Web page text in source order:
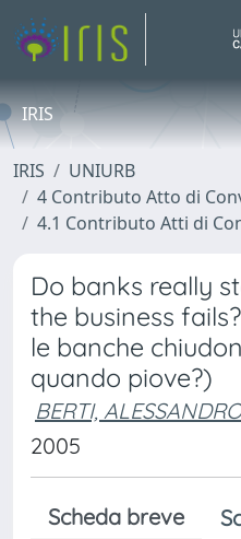
IRIS
IRIS
UNIURB
4 Contributo Atto di
4.1 Contributo Atti di
Do banks really
the business
le banche
quando piove?)
BERTI, ALESSANDRO
2005
Scheda breve